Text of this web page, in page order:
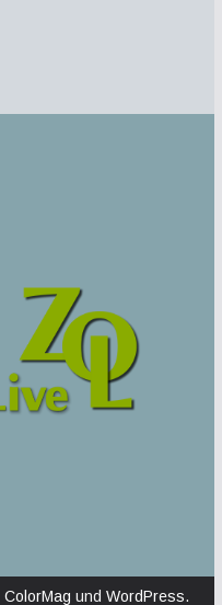
ColorMag und WordPress.